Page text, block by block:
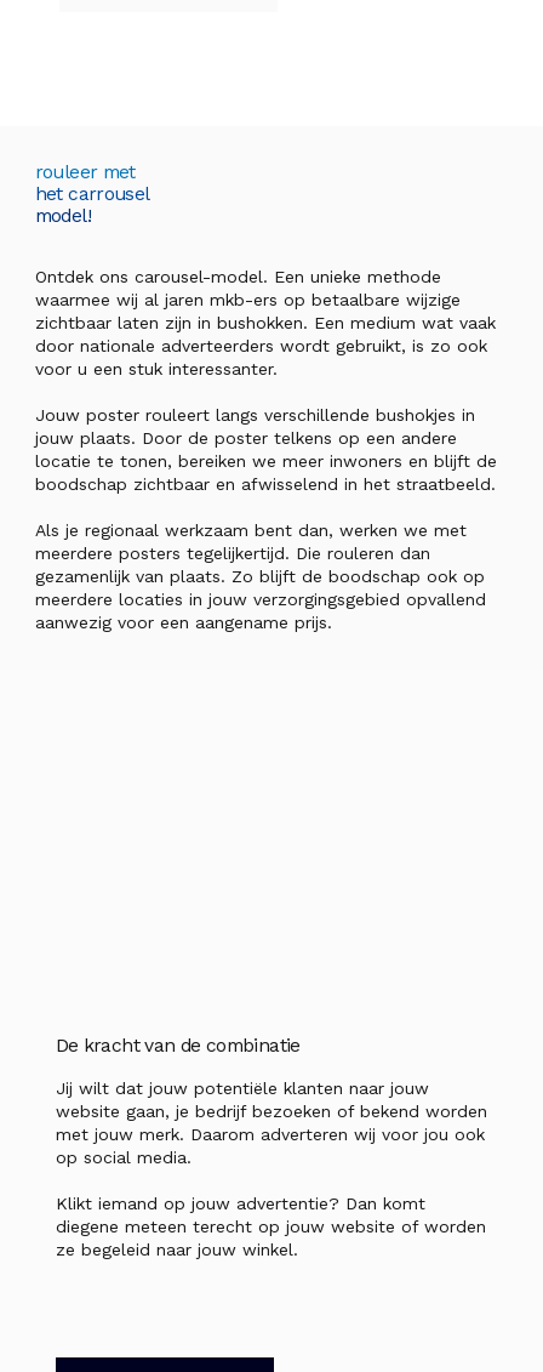
rouleer met
het carrousel
model!
Ontdek ons carousel-model. Een unieke methode
waarmee wij al jaren mkb-ers op betaalbare wijzige
zichtbaar laten zijn in bushokken. Een medium wat vaak
door nationale adverteerders wordt gebruikt, is zo ook
voor u een stuk interessanter.
Jouw poster rouleert langs verschillende bushokjes in
jouw plaats. Door de poster telkens op een andere
locatie te tonen, bereiken we meer inwoners en blijft de
boodschap zichtbaar en afwisselend in het straatbeeld.
Als je regionaal werkzaam bent dan, werken we met
meerdere posters tegelijkertijd. Die rouleren dan
gezamenlijk van plaats. Zo blijft de boodschap ook op
meerdere locaties in jouw verzorgingsgebied opvallend
aanwezig voor een aangename prijs.
De kracht van de combinatie
Jij wilt dat jouw potentiële klanten naar jouw
website gaan, je bedrijf bezoeken of bekend worden
met jouw merk. Daarom adverteren wij voor jou ook
op social media.
Klikt iemand op jouw advertentie? Dan komt
diegene meteen terecht op jouw website of worden
ze begeleid naar jouw winkel.